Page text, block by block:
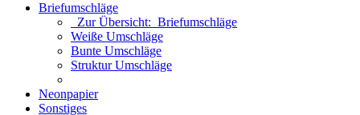
Briefumschläge
Zur Übersicht: Briefumschläge
Weiße Umschläge
Bunte Umschläge
Struktur Umschläge
Neonpapier
Sonstiges